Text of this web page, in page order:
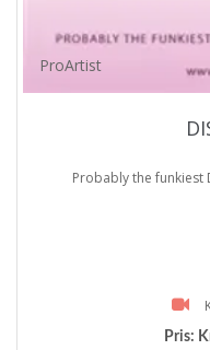
ProArtist
Probably the funkiest
Pris: